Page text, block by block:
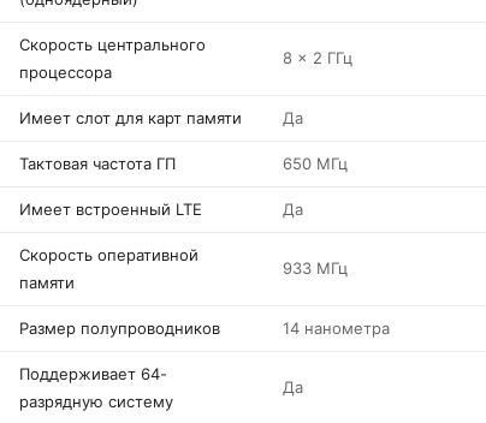
Скорость центрального
процессора
8 x 2 ГГц
Имеет слот для карт памяти Да
Тактовая частота ГП 650 МГц
Имеет встроенный LTE Да
Скорость оперативной
памяти
933 МГц
Размер полупроводников 14 нанометра
Поддерживает 64-
разрядную систему
Да